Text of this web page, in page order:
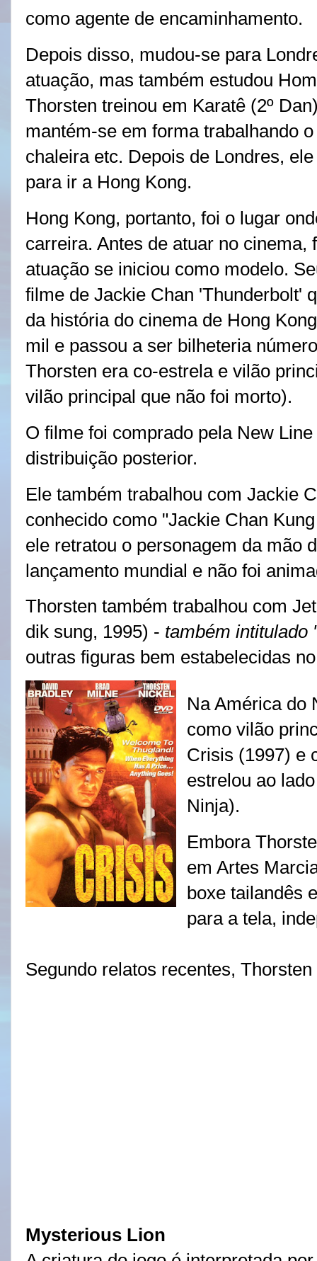
como agente de encaminhamento.
Depois disso, mudou-se para
atuação, mas também estudou
Thorsten treinou em Karatê (2º
mantém-se em forma trabalhando
chaleira etc. Depois de Londres,
para ir a Hong Kong.
Hong Kong, portanto, foi o lugar
carreira. Antes de atuar no cinema,
atuação se iniciou como modelo.
filme de Jackie Chan 'Thunderbolt'
da história do cinema de Hong
mil e passou a ser bilheteria
Thorsten era co-estrela e vilão
vilão principal que não foi morto).
O filme foi comprado pela New
distribuição posterior.
Ele também trabalhou com Jackie
conhecido como "Jackie Chan
ele retratou o personagem da mão
lançamento mundial e não foi
Thorsten também trabalhou com
dik sung, 1995) - também intitulado
outras figuras bem estabelecidas
Na América do
como vilão
Crisis (1997) e
estrelou ao
Ninja).
Embora
em Artes
boxe tailandês
para a tela,
Segundo relatos recentes,
Mysterious Lion